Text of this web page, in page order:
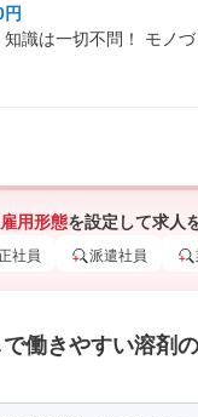
識は一切不問！ モノづ
雇用形態を設定して求人
社員 派遣社員
働きやすい溶剤